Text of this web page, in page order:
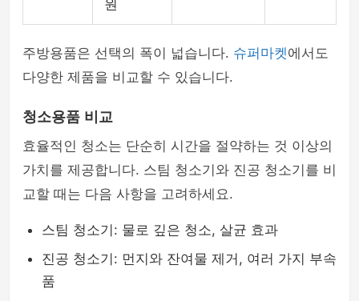
원
주방용품은 선택의 폭이 넓습니다. 슈퍼마켓에서도
다양한 제품을 비교할 수 있습니다.
청소용품 비교
효율적인 청소는 단순히 시간을 절약하는 것 이상의
가치를 제공합니다. 스팀 청소기와 진공 청소기를 비
교할 때는 다음 사항을 고려하세요.
스팀 청소기: 물로 깊은 청소, 살균 효과
진공 청소기: 먼지와 잔여물 제거, 여러 가지 부속
품